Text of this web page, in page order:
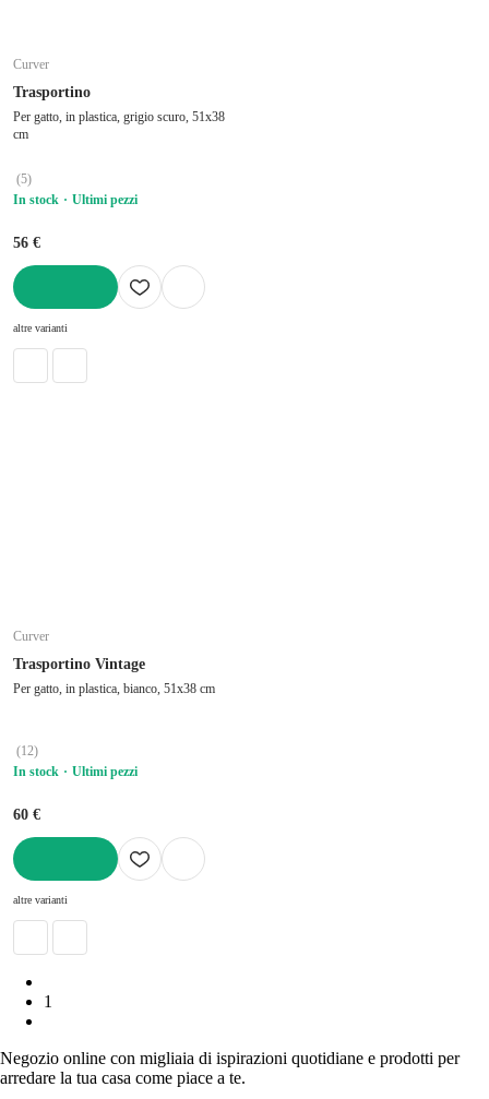
Curver
Trasportino
Per gatto, in plastica, grigio scuro, 51x38
cm
(5)
In stock
Ultimi pezzi
56 €
altre varianti
Curver
Trasportino Vintage
Per gatto, in plastica, bianco, 51x38 cm
(12)
In stock
Ultimi pezzi
60 €
altre varianti
1
Negozio online con migliaia di ispirazioni quotidiane e prodotti per
arredare la tua casa come piace a te.